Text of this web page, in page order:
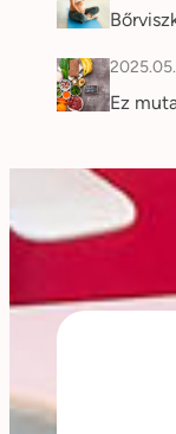
Ez